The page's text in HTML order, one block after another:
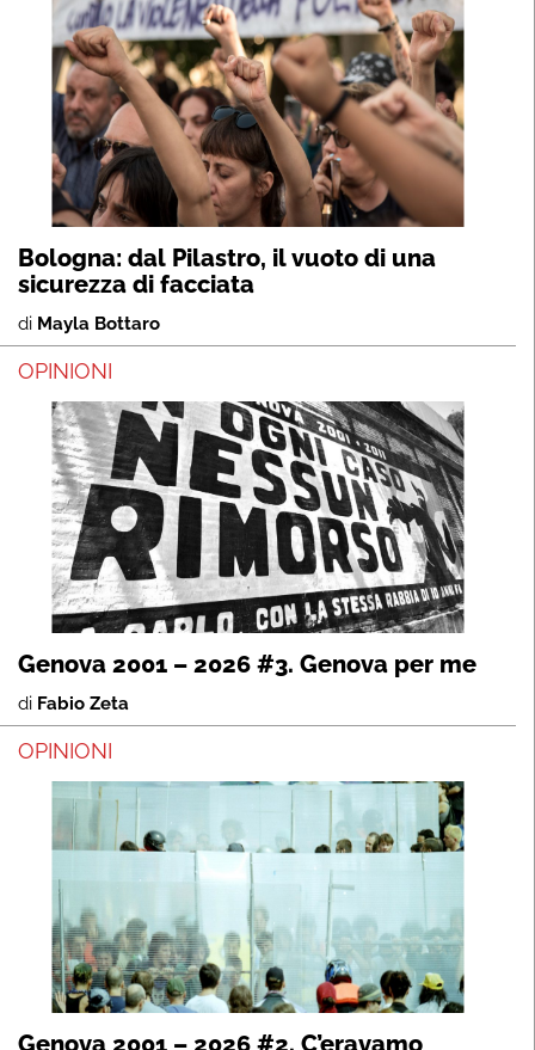
Bologna: dal Pilastro, il vuoto di una
sicurezza di facciata
di Mayla Bottaro
OPINIONI
Genova 2001 – 2026 #3. Genova per me
di Fabio Zeta
OPINIONI
Genova 2001 – 2026 #2. C’eravamo